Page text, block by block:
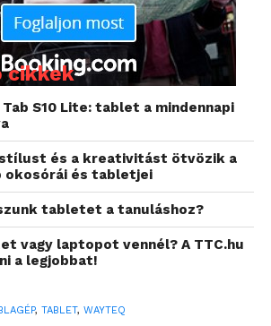
cikkek
Tab S10 Lite: tablet a mindennapi
stílust és a kreativitást ötvözik a
okosórái és tabletjei
tabletet a tanuláshoz?
vagy laptopot vennél? A TTC.hu
a legjobbat!
, TABLET, WAYTEQ